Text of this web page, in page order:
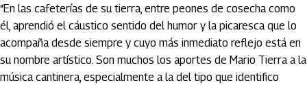
“En las cafeterías de su tierra, entre peones de cosecha como
él, aprendió el cáustico sentido del humor y la picaresca que lo
acompaña desde siempre y cuyo más inmediato reflejo está en
su nombre artístico. Son muchos los aportes de Mario Tierra a la
música cantinera, especialmente a la del tipo que identifico